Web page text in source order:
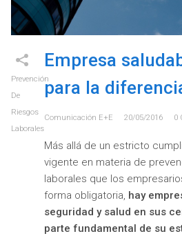
Prevención
De
Riesgos
Laborales
Empresa
para la
Comunicación E+e 20/05/2016 0
Más allá de un estricto
vigente en materia de
laborales que los
forma obligatoria, hay
seguridad y salud en sus
parte fundamental de su